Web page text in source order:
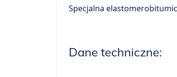
Specjalna
Dane techniczne: